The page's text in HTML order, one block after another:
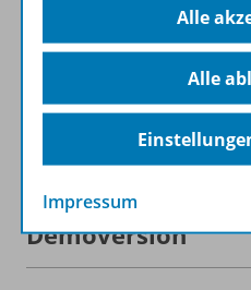
Lizenzbedingungen
Zugehörige
Demoversion
Alle
Alle
Impressum